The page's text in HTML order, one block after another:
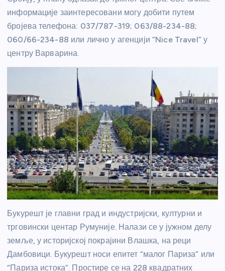
информације заинтересовани могу добити путем
бројева телефона: 037/787-319; 063/88-234-88;
060/66-234-88 или лично у агенцији “Nice Travel” у
центру Варварина.
Букурешт је главни град и индустријски, културни и
трговински центар Румуније. Налази се у јужном делу
земље, у историјској покрајини Влашка, на реци
Дамбовици. Букурешт носи епитет “малог Париза” или
“Париза истока”. Простире се на 228 квадратних